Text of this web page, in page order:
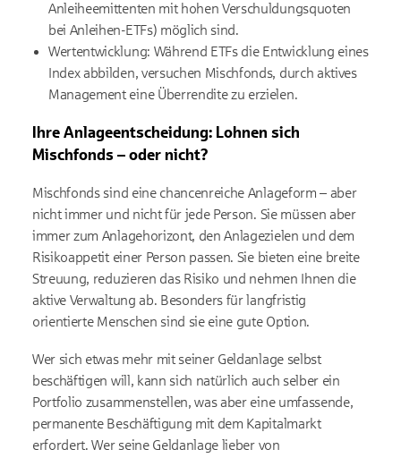
Anleiheemittenten mit hohen Verschuldungsquoten
bei Anleihen-ETFs) möglich sind.
Wertentwicklung: Während ETFs die Entwicklung eines
Index abbilden, versuchen Mischfonds, durch aktives
Management eine Überrendite zu erzielen.
Ihre Anlageentscheidung: Lohnen sich
Mischfonds – oder nicht?
Mischfonds sind eine chancenreiche Anlageform – aber
nicht immer und nicht für jede Person. Sie müssen aber
immer zum Anlagehorizont, den Anlagezielen und dem
Risikoappetit einer Person passen. Sie bieten eine breite
Streuung, reduzieren das Risiko und nehmen Ihnen die
aktive Verwaltung ab. Besonders für langfristig
orientierte Menschen sind sie eine gute Option.
Wer sich etwas mehr mit seiner Geldanlage selbst
beschäftigen will, kann sich natürlich auch selber ein
Portfolio zusammenstellen, was aber eine umfassende,
permanente Beschäftigung mit dem Kapitalmarkt
erfordert. Wer seine Geldanlage lieber von